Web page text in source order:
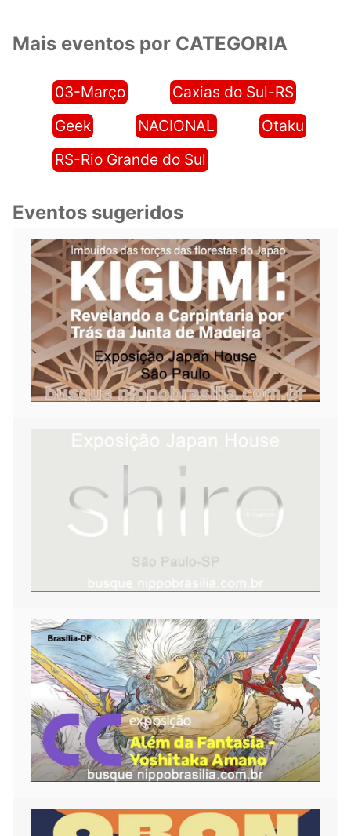
Mais eventos por CATEGORIA
03-Março
Caxias do Sul-RS
Geek
NACIONAL
Otaku
RS-Rio Grande do Sul
Eventos sugeridos